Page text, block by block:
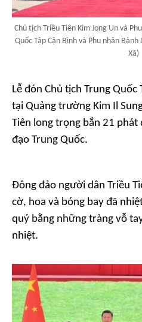
Chủ tịch Triều Tiên Kim Jong Un và
Quốc Tập Cận Bình và Phu nhân
Xã)
Lễ đón Chủ tịch Trung Quốc
tại Quảng trường Kim Il
Tiên long trọng bắn 21 phát
đạo Trung Quốc.
Đông đảo người dân Triều
cờ, hoa và bóng bay đã
quý bằng những tràng vỗ
nhiệt.